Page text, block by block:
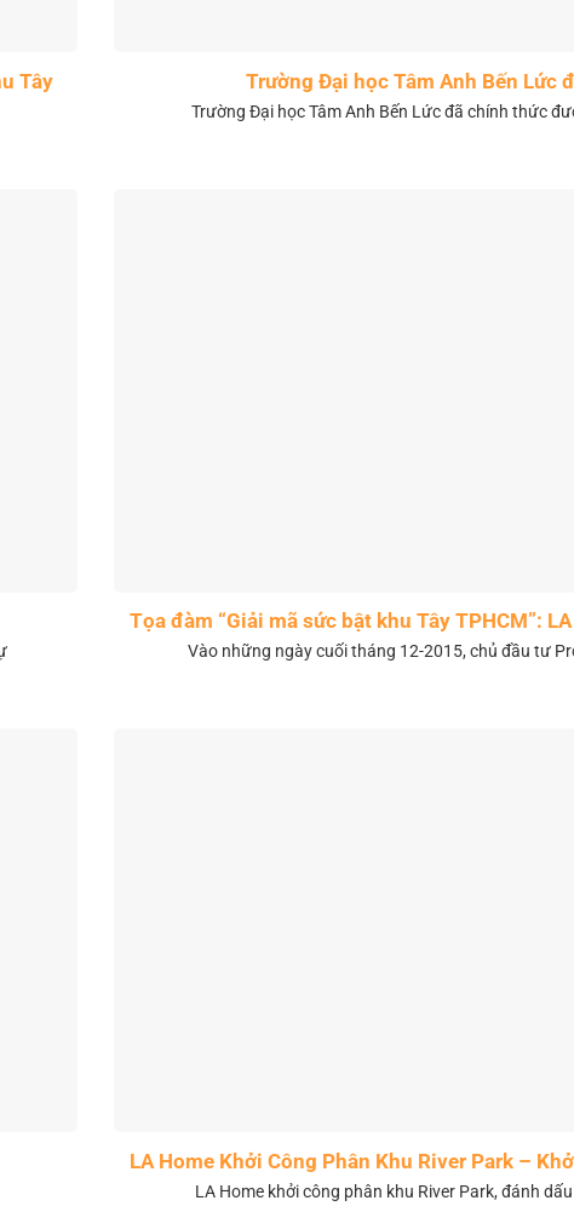
Tây Trường Đại học Tâm Anh Bến Lức
Trường Đại học Tâm Anh Bến Lức đã chính thức
Tọa đàm “Giải mã sức bật khu Tây TPHCM”:
tư mới
Vào những ngày cuối tháng 12-2015, chủ đầu tư
LA Home Khởi Công Phân Khu River Park –
Mới
LA Home khởi công phân khu River Park, đánh